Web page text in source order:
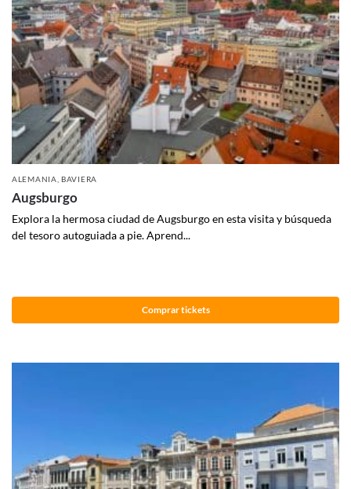
ALEMANIA ,BAVIERA
Augsburgo
Explora la hermosa ciudad de Augsburgo en esta visita y búsqueda
del tesoro autoguiada a pie. Aprend...
Comprar tickets